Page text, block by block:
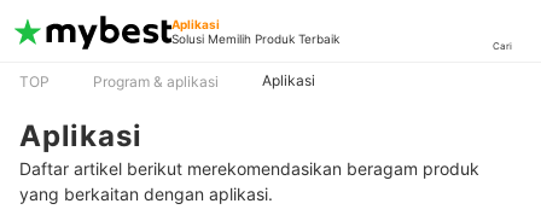
Aplikasi
Solusi Memilih Produk Terbaik
Cari
TOP Program & aplikasi Aplikasi
Aplikasi
Daftar artikel berikut merekomendasikan beragam produk
yang berkaitan dengan aplikasi.